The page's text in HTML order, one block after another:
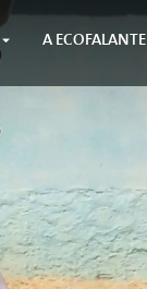
A ECOFALANTE